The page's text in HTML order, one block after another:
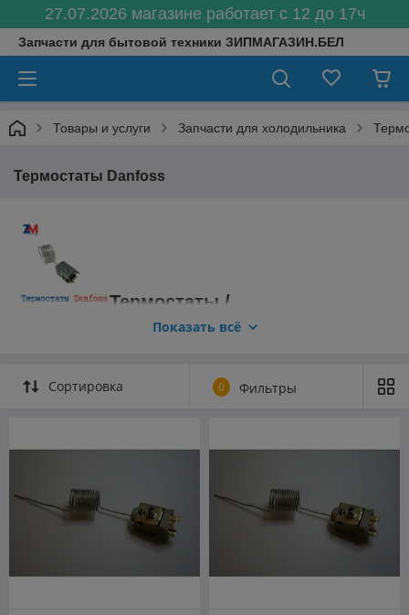
27.07.2026 магазине работает с 12 до 17ч
Запчасти для бытовой техники ЗИПМАГАЗИН.БЕЛ
Товары и услуги Запчасти для холодильника
Термостаты Danfoss
Термостаты /
терморегуляторы Danfoss для
Республике Беларусь.
Показать всё
Сортировка 0 Фильтры